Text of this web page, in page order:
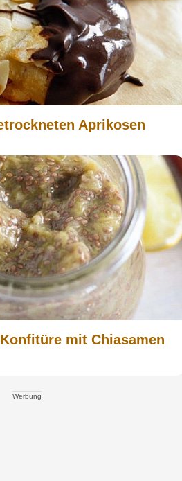
Aprikosen
mit Chiasamen
Werbung